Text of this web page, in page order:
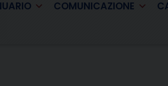
COMUNICAZIONE